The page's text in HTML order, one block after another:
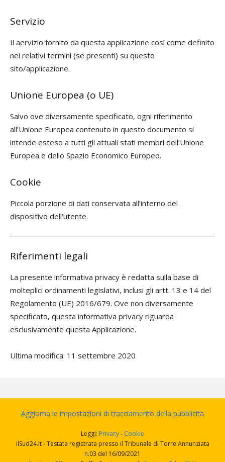
Servizio
Il aervizio fornito da questa applicazione così come definito
nei relativi termini (se presenti) su questo
sito/applicazione.
Unione Europea (o UE)
Salvo ove diversamente specificato, ogni riferimento
all’Unione Europea contenuto in questo documento si
intende esteso a tutti gli attuali stati membri dell’Unione
Europea e dello Spazio Economico Europeo.
Cookie
Piccola porzione di dati conservata all’interno del
dispositivo dell’utente.
Riferimenti legali
La presente informativa privacy è redatta sulla base di
molteplici ordinamenti legislativi, inclusi gli artt. 13 e 14 del
Regolamento (UE) 2016/679. Ove non diversamente
specificato, questa informativa privacy riguarda
esclusivamente questa Applicazione.
Ultima modifica: 11 settembre 2020
Aggiorna le impostazioni di tracciamento della pubblicità
Leggi: Privacy- Cookie
ilSud24.it - Testata registrata presso il Tribunale di Torre Annunziata
n.03 del 16/09/2021